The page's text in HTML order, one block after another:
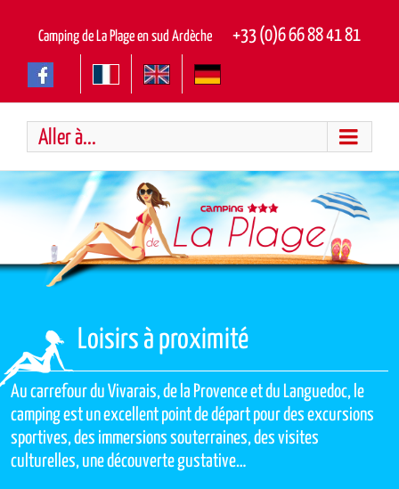
Camping de La Plage en sud Ardèche +33 (0)6 66 88 41 81
Aller à...
Loisirs à proximité
Au carrefour du Vivarais, de la Provence et du Languedoc, le
camping est un excellent point de départ pour des excursions
sportives, des immersions souterraines, des visites
culturelles, une découverte gustative…